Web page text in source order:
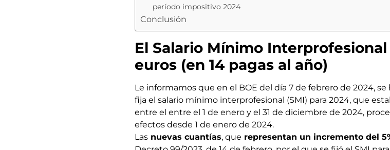
período impositivo 2024
Conclusión
El Salario Mínimo Interprofesional
euros (en 14 pagas al año)
Le informamos que en el BOE del día 7 de febrero de 2024,
fija el salario mínimo interprofesional (SMI) para 2024, que
entre el entre el 1 de enero y el 31 de diciembre de 2024,
efectos desde 1 de enero de 2024.
Las nuevas cuantías, que representan un incremento del